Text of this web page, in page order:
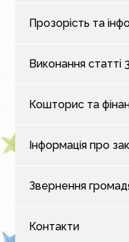
Прозорість та
Виконання статті
Кошторис та
Інформація про
Звернення
Контакти